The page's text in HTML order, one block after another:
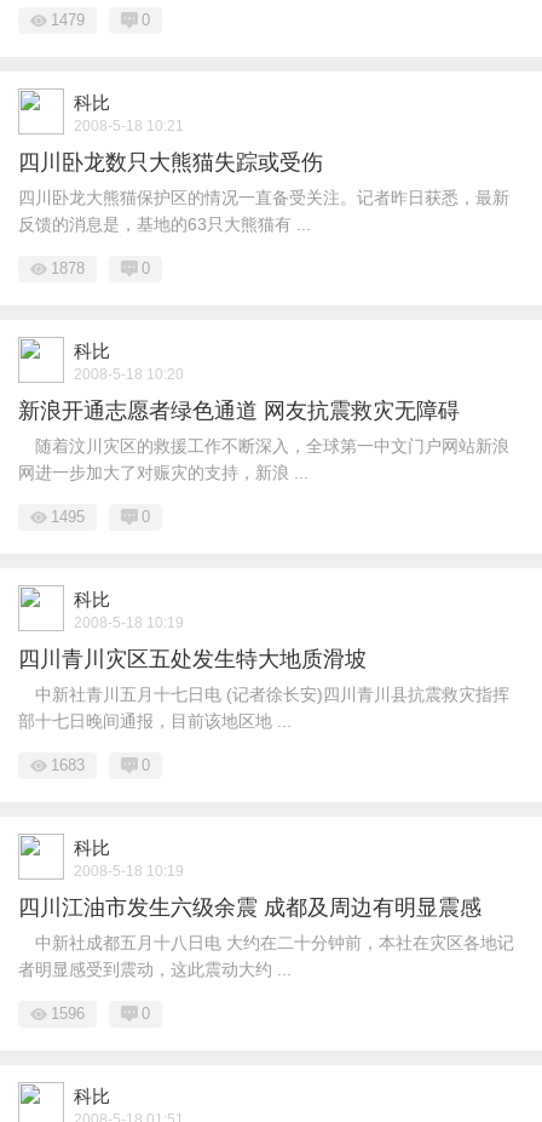
1479 0
科比
2008-5-18 10:21
四川卧龙数只大熊猫失踪或受伤
四川卧龙大熊猫保护区的情况一直备受关注。记者昨日获悉，最新
反馈的消息是，基地的63只大熊猫有 ...
1878 0
科比
2008-5-18 10:20
新浪开通志愿者绿色通道 网友抗震救灾无障碍
随着汶川灾区的救援工作不断深入，全球第一中文门户网站新浪
网进一步加大了对赈灾的支持，新浪 ...
1495 0
科比
2008-5-18 10:19
四川青川灾区五处发生特大地质滑坡
中新社青川五月十七日电 (记者徐长安)四川青川县抗震救灾指挥
部十七日晚间通报，目前该地区地 ...
1683 0
科比
2008-5-18 10:19
四川江油市发生六级余震 成都及周边有明显震感
中新社成都五月十八日电 大约在二十分钟前，本社在灾区各地记
者明显感受到震动，这此震动大约 ...
1596 0
科比